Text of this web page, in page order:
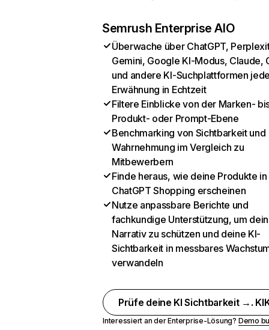
Semrush Enterprise AIO
Überwache über ChatGPT,
Gemini, Google KI-Modus, Claude,
und andere KI-Suchplattformen
Erwähnung in Echtzeit
Filtere Einblicke von der Marken-
Produkt- oder Prompt-Ebene
Benchmarking von Sichtbarkeit und
Wahrnehmung im Vergleich zu
Mitbewerbern
Finde heraus, wie deine Produkte in
ChatGPT Shopping erscheinen
Nutze anpassbare Berichte und
fachkundige Unterstützung, um dein
Narrativ zu schützen und deine KI-
Sichtbarkeit in messbares
verwandeln
Prüfe deine KI Sichtbarkeit →.
Interessiert an der Enterprise-Lösung? Demo